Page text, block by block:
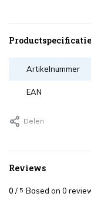
Artikelnummer
EAN
Delen
Reviews
0 / 5 Based on 0